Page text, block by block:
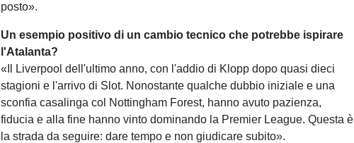
posto».
Un esempio positivo di un cambio tecnico che potrebbe ispirare
l'Atalanta?
«Il Liverpool dell'ultimo anno, con l'addio di Klopp dopo quasi dieci
stagioni e l'arrivo di Slot. Nonostante qualche dubbio iniziale e una
sconfia casalinga col Nottingham Forest, hanno avuto pazienza,
fiducia e alla fine hanno vinto dominando la Premier League. Questa è
la strada da seguire: dare tempo e non giudicare subito».